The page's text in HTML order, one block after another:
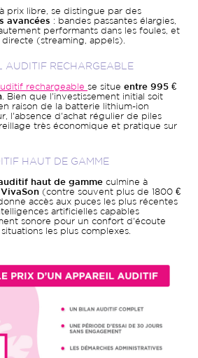
prix libre, se distingue par des
avancées : bandes passantes élargies,
performants dans les foules, et
(streaming, appels).
AUDITIF RECHARGEABLE
rechargeable se situe entre 995 €
. Bien que l'investissement initial soit
raison de la batterie lithium-ion
l'absence d'achat régulier de piles
très économique et pratique sur
HAUT DE GAMME
haut de gamme culmine à
VivaSon (contre souvent plus de 1800 €
accès aux puces les plus récentes
artificielles capables
sonore pour un confort d'écoute
les plus complexes.